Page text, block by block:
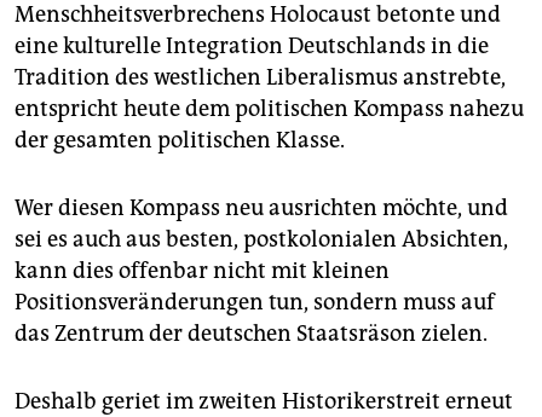
Menschheitsverbrechens Holocaust betonte und
eine kulturelle Integration Deutschlands in die
Tradition des westlichen Liberalismus anstrebte,
entspricht heute dem politischen Kompass nahezu
der gesamten politischen Klasse.
Wer diesen Kompass neu ausrichten möchte, und
sei es auch aus besten, postkolonialen Absichten,
kann dies offenbar nicht mit kleinen
Positionsveränderungen tun, sondern muss auf
das Zentrum der deutschen Staatsräson zielen.
Deshalb geriet im zweiten Historikerstreit erneut